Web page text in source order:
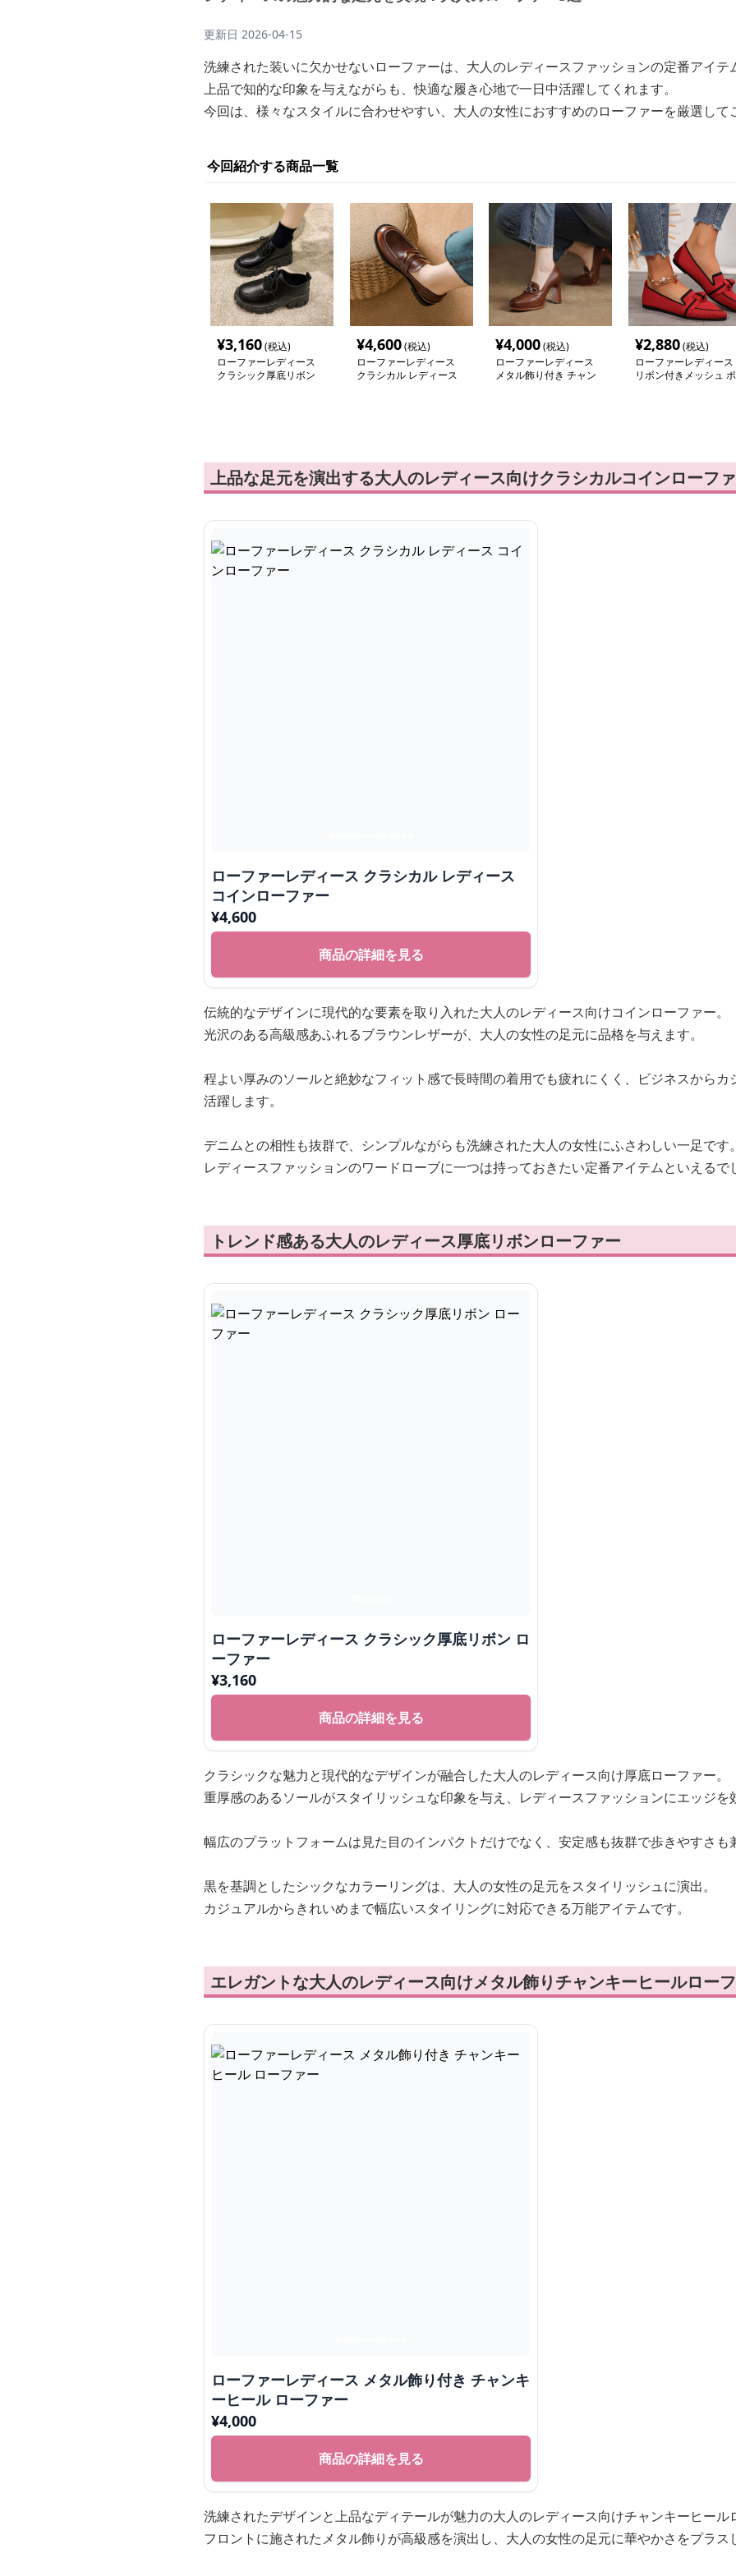
更新日 2026-04-15
洗練された装いに欠かせないローファーは、大人のレディースファッションの定番アイテ
上品で知的な印象を与えながらも、快適な履き心地で一日中活躍してくれます。
今回は、様々なスタイルに合わせやすい、大人の女性におすすめのローファーを厳選して
今回紹介する商品一覧
¥3,160(税込)
ローファーレディース
クラシック厚底リボン
¥4,600(税込)
ローファーレディース
クラシカル レディース
¥4,000(税込)
ローファーレディース
メタル飾り付き チャン
¥2,880(税込)
ローファーレディース
リボン付きメッシュ ポ
上品な足元を演出する大人のレディース向けクラシカルコインローフ
ローファーレディース クラシカル レディース
コインローファー
¥4,600
商品の詳細を見る
伝統的なデザインに現代的な要素を取り入れた大人のレディース向けコインローファー。
光沢のある高級感あふれるブラウンレザーが、大人の女性の足元に品格を与えます。
程よい厚みのソールと絶妙なフィット感で長時間の着用でも疲れにくく、ビジネスから
活躍します。
デニムとの相性も抜群で、シンプルながらも洗練された大人の女性にふさわしい一足です。
レディースファッションのワードローブに一つは持っておきたい定番アイテムといえるで
トレンド感ある大人のレディース厚底リボンローファー
ローファーレディース クラシック厚底リボン ロ
ーファー
¥3,160
商品の詳細を見る
クラシックな魅力と現代的なデザインが融合した大人のレディース向け厚底ローファー。
重厚感のあるソールがスタイリッシュな印象を与え、レディースファッションにエッジを
幅広のプラットフォームは見た目のインパクトだけでなく、安定感も抜群で歩きやすさも
黒を基調としたシックなカラーリングは、大人の女性の足元をスタイリッシュに演出。
カジュアルからきれいめまで幅広いスタイリングに対応できる万能アイテムです。
エレガントな大人のレディース向けメタル飾りチャンキーヒールロー
ローファーレディース メタル飾り付き チャンキ
ーヒール ローファー
¥4,000
商品の詳細を見る
洗練されたデザインと上品なディテールが魅力の大人のレディース向けチャンキーヒール
フロントに施されたメタル飾りが高級感を演出し、大人の女性の足元に華やかさをプラス